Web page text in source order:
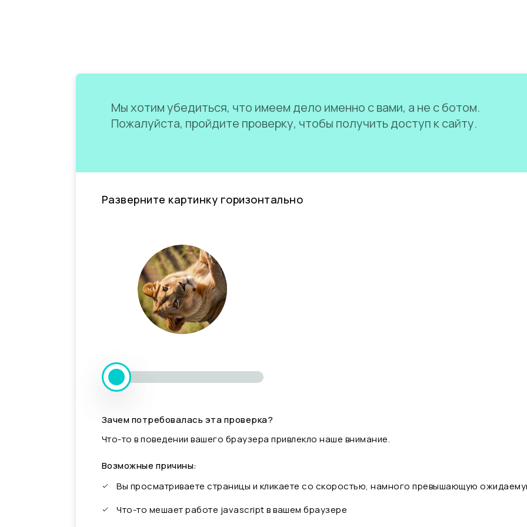
Мы хотим убедиться, что имеем дело именно с вами, а не с ботом.
Пожалуйста, пройдите проверку, чтобы получить доступ к сайту.
Разверните картинку горизонтально
Зачем потребовалась эта проверка?
Что-то в поведении вашего браузера привлекло наше внимание.
Возможные причины:
Вы просматриваете страницы и кликаете со скоростью, намного превышающую
Что-то мешает работе javascript в вашем браузере